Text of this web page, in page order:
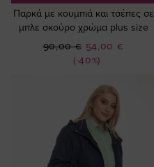
Παρκά με κουμπιά και τσέπες σε
μπλε σκούρο χρώμα plus size
(-40%)
Ειδική
Τιμή
54,00 €
90,00 €